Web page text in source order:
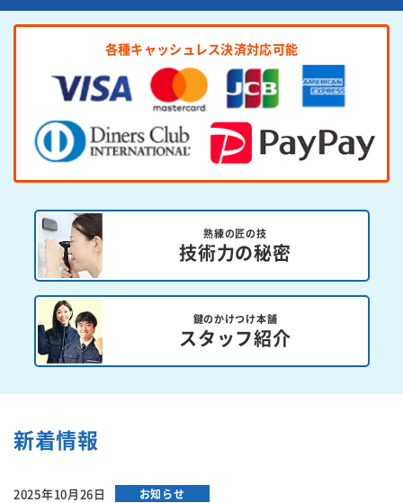
各種キャッシュレス決済対応可能
熟練の匠の技
技術力の秘密
鍵のかけつけ本舗
スタッフ紹介
新着情報
2025年10月26日 お知らせ